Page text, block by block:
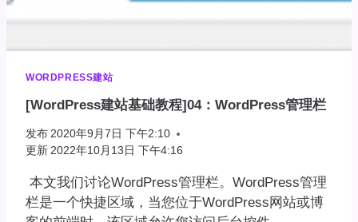
WORDPRESS建站
[WordPress建站基础教程]04：WordPress管理栏
发布 2020年9月7日 下午2:10
更新 2022年10月13日 下午4:16
本文我们讨论WordPress管理栏。WordPress管理
栏是一个快捷区域，当您位于WordPress网站或博